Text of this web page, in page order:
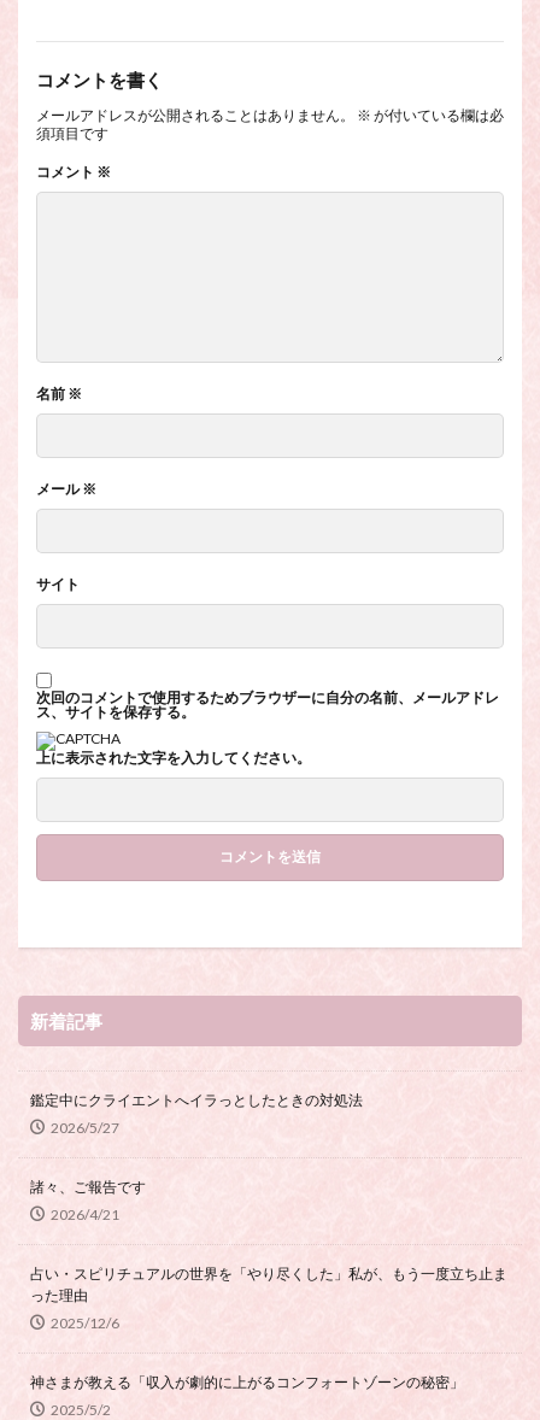
コメントを書く
メールアドレスが公開されることはありません。 ※ が付いている欄は必
須項目です
コメント ※
名前 ※
メール※
サイト
次回のコメントで使用するためブラウザーに自分の名前、メールアドレ
ス、サイトを保存する。
上に表示された文字を入力してください。
新着記事
鑑定中にクライエントへイラっとしたときの対処法
2026/5/27
諸々、ご報告です
2026/4/21
占い・スピリチュアルの世界を「やり尽くした」私が、もう一度立ち止ま
った理由
2025/12/6
神さまが教える「収入が劇的に上がるコンフォートゾーンの秘密」
2025/5/2